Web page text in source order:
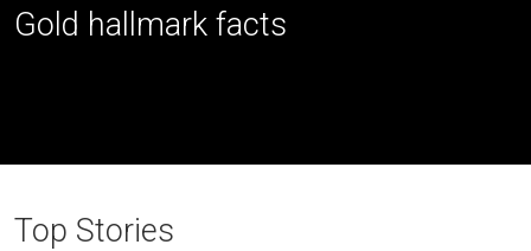
Gold hallmark facts
Top Stories